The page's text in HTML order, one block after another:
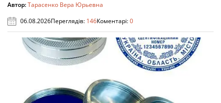
Автор:Тарасенко Вера Юрьевна
06.08.2026Переглядів: 146Коментарі:0